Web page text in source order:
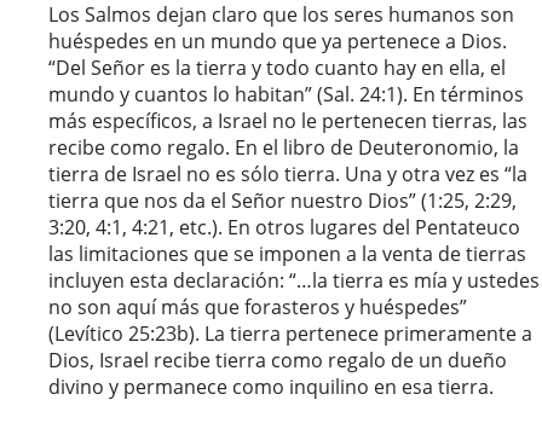
Los Salmos dejan claro que los seres humanos son
huéspedes en un mundo que ya pertenece a Dios.
“Del Señor es la tierra y todo cuanto hay en ella, el
mundo y cuantos lo habitan” (Sal. 24:1). En términos
más específicos, a Israel no le pertenecen tierras, las
recibe como regalo. En el libro de Deuteronomio, la
tierra de Israel no es sólo tierra. Una y otra vez es “la
tierra que nos da el Señor nuestro Dios” (1:25, 2:29,
3:20, 4:1, 4:21, etc.). En otros lugares del Pentateuco
las limitaciones que se imponen a la venta de tierras
incluyen esta declaración: “…la tierra es mía y ustedes
no son aquí más que forasteros y huéspedes”
(Levítico 25:23b). La tierra pertenece primeramente a
Dios, Israel recibe tierra como regalo de un dueño
divino y permanece como inquilino en esa tierra.